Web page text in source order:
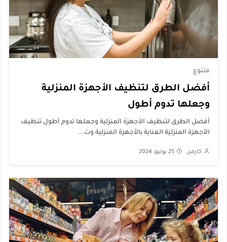
متنوع
أفضل الطرق لتنظيف الأجهزة المنزلية
وجعلها تدوم أطول
أفضل الطرق لتنظيف الأجهزة المنزلية وجعلها تدوم أطول تنظيف
الأجهزة المنزلية العناية بالأجهزة المنزلية وت...
كارمن 25 يونيو, 2024